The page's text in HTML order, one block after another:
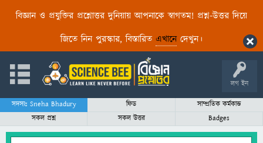
বিজ্ঞান ও প্রযুক্তির প্রশ্নোত্তর দুনিয়ায় আপনাকে স্বাগতম! প্রশ্ন-উত্তর দিয়ে
জিতে নিন পুরস্কার, বিস্তারিত এখানেদেখুন।
লগ ইন
সদস্যঃ Sneha Bhadury ফিড
সাম্প্রতিক কর্মকান্ড
সকল প্রশ্ন
সকল উত্তর Badges